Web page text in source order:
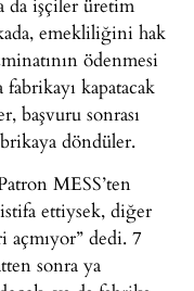
emekliliğini hak
ödenmesi
kapatacak
başvuru sonrası
döndüler.
MESS’ten
ettiysek, diğer
açmıyor” dedi. 7
sonra ya